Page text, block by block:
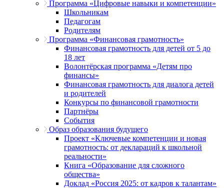
Программа «Цифровые навыки и компетенции»
Школьникам
Педагогам
Родителям
Программа «Финансовая грамотность»
Финансовая грамотность для детей от 5 до
18 лет
Волонтёрская программа «Детям про
финансы»
Финансовая грамотность для диалога детей
и родителей
Конкурсы по финансовой грамотности
Партнёры
События
Образ образования будущего
Проект «Ключевые компетенции и новая
грамотность: от деклараций к школьной
реальности»
Книга «Образование для сложного
общества»
Доклад «Россия 2025: от кадров к талантам»